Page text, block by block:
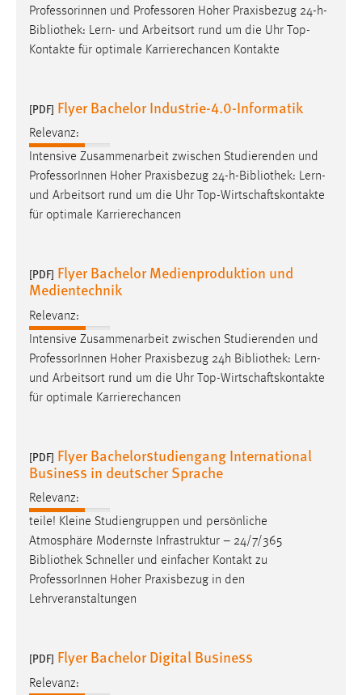
Professorinnen und Professoren Hoher Praxisbezug 24-h-
Bibliothek: Lern- und Arbeitsort rund um die Uhr Top-
Kontakte für optimale Karrierechancen Kontakte
[PDF] Flyer Bachelor Industrie-4.0-Informatik
Relevanz:
Intensive Zusammenarbeit zwischen Studierenden und
ProfessorInnen Hoher Praxisbezug 24-h-Bibliothek: Lern-
und Arbeitsort rund um die Uhr Top-Wirtschaftskontakte
für optimale Karrierechancen
[PDF] Flyer Bachelor Medienproduktion und
Medientechnik
Relevanz:
Intensive Zusammenarbeit zwischen Studierenden und
ProfessorInnen Hoher Praxisbezug 24h Bibliothek: Lern-
und Arbeitsort rund um die Uhr Top-Wirtschaftskontakte
für optimale Karrierechancen
[PDF] Flyer Bachelorstudiengang International
Business in deutscher Sprache
Relevanz:
teile! Kleine Studiengruppen und persönliche
Atmosphäre Modernste Infrastruktur – 24/7/365
Bibliothek Schneller und einfacher Kontakt zu
ProfessorInnen Hoher Praxisbezug in den
Lehrveranstaltungen
[PDF] Flyer Bachelor Digital Business
Relevanz:
einloggen zu können.
Cookie Laufzeit:
STATISTIK
Statistik Cookies erfassen Informationen anonym.
Diese Informationen helfen uns zu verstehen, wie
unsere Besucher unsere Website nutzen.
Name:
_pk_ref, _pk_cvar, _pk_id, _pk_ses
Zweck:
Zugriffsstatistik
Cookie Laufzeit:
Max. 13 Monate
MARKETING
Marketing Cookies werden von Drittanbietern
Sie tun dies, indem sie Besucher über Websites
hinweg verfolgen.
Google Ads
Name:
Google Ireland Limited